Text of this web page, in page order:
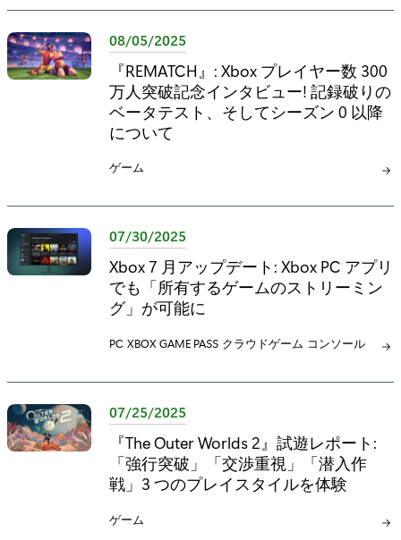
ゴ
:
08/05/2025
『REMATCH』: Xbox プレイヤー数 300
万人突破記念インタビュー! 記録破りの
ベータテスト、そしてシーズン 0 以降
について
カ
ゴ
:
ゲーム
07/30/2025
Xbox 7 月アップデート: Xbox PC アプリ
でも「所有するゲームのストリーミン
グ」が可能に
カ
ゴ
:
PC カ
ゴ
:
XBOX GAME PASS カ
ゴ
クラウドゲーム カ
ゴ
コンソール
07/25/2025
『The Outer Worlds 2』試遊レポート:
「強行突破」「交渉重視」「潜入作
戦」3 つのプレイスタイルを体験
カ
ゲーム